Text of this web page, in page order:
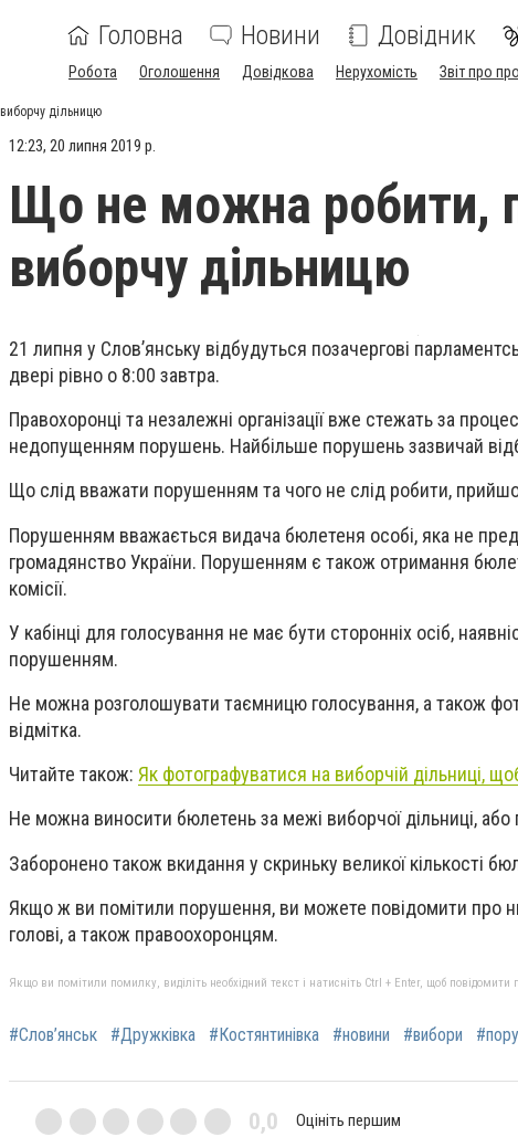
Головна Новини Довідник
Робота Оголошення Довідкова Нерухомість Звіт про
дільницю
12:23, 20 липня 2019 р.
Що не можна робити,
виборчу дільницю
21 липня у Слов’янську відбудуться позачергові
двері рівно о 8:00 завтра.
Правохоронці та незалежні організації вже стежать за
недопущенням порушень. Найбільше порушень зазвичай
Що слід вважати порушенням та чого не слід робити,
Порушенням вважається видача бюлетеня особі, яка не
громадянство України. Порушенням є також отримання
комісії.
У кабінці для голосування не має бути сторонніх осіб,
порушенням.
Не можна розголошувати таємницю голосування, а також
відмітка.
Читайте також: Як фотографуватися на виборчій дільниці,
Не можна виносити бюлетень за межі виборчої дільниці,
Заборонено також вкидання у скриньку великої кількості
Якщо ж ви помітили порушення, ви можете повідомити про
голові, а також правоохоронцям.
Якщо ви помітили помилку, виділіть необхідний текст і натисніть Ctrl + Enter, щоб повідомити
#Слов’янськ #Дружківка #Костянтинівка #новини #вибори
0,0 Оцініть першим